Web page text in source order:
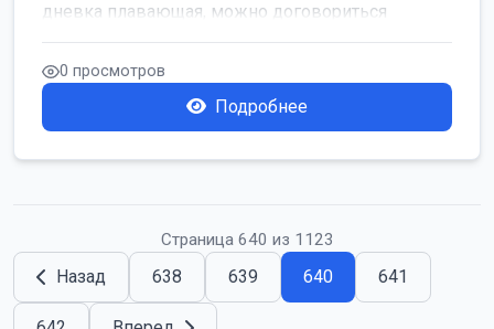
дневка плавающая, можно договориться
работать б...
0 просмотров
Подробнее
Страница 640 из 1123
Назад 638 639 640 641